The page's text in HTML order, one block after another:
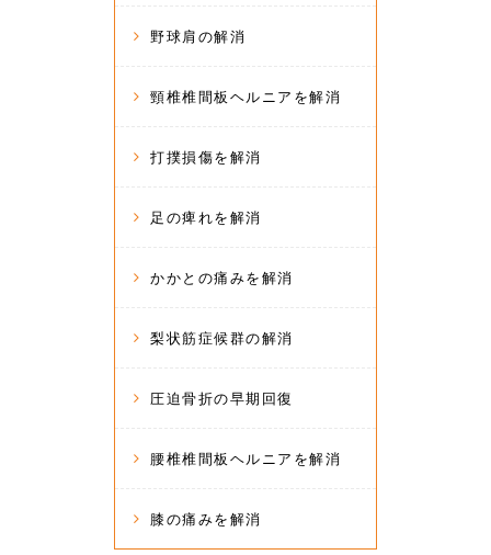
野球肩の解消
頸椎椎間板ヘルニアを解消
打撲損傷を解消
足の痺れを解消
かかとの痛みを解消
梨状筋症候群の解消
圧迫骨折の早期回復
腰椎椎間板ヘルニアを解消
膝の痛みを解消